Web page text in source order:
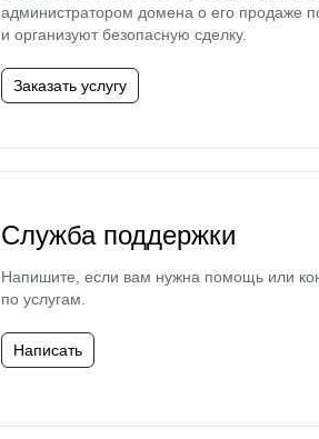
администратором домена о его продаже
и организуют безопасную сделку.
Заказать услугу
Служба поддержки
Напишите, если вам нужна помощь или
по услугам.
Написать